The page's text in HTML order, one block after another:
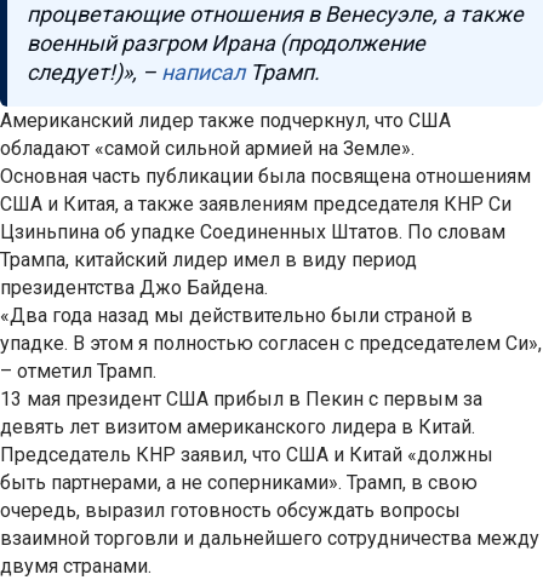
процветающие отношения в Венесуэле, а также
военный разгром Ирана (продолжение
следует!)», – написал Трамп.
Американский лидер также подчеркнул, что США
обладают «самой сильной армией на Земле».
Основная часть публикации была посвящена отношениям
США и Китая, а также заявлениям председателя КНР Си
Цзиньпина об упадке Соединенных Штатов. По словам
Трампа, китайский лидер имел в виду период
президентства Джо Байдена.
«Два года назад мы действительно были страной в
упадке. В этом я полностью согласен с председателем Си»,
– отметил Трамп.
13 мая президент США прибыл в Пекин с первым за
девять лет визитом американского лидера в Китай.
Председатель КНР заявил, что США и Китай «должны
быть партнерами, а не соперниками». Трамп, в свою
очередь, выразил готовность обсуждать вопросы
взаимной торговли и дальнейшего сотрудничества между
двумя странами.